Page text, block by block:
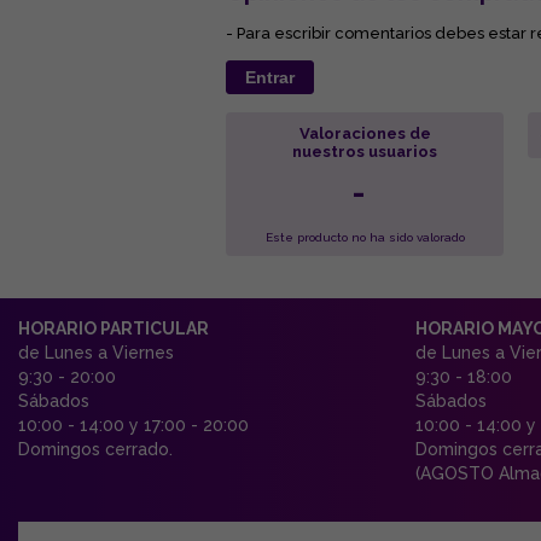
- Para escribir comentarios debes estar
Entrar
Valoraciones de
nuestros usuarios
-
Este producto no ha sido valorado
HORARIO PARTICULAR
de Lunes a Viernes
9:30 - 20:00
Sábados
10:00 - 14:00 y 17:00 - 20:00
Domingos cerrado.
HORARIO
de Lunes a
9:30 - 18:00
Sábados
10:00 - 14:00 y
Domingos
(AGOSTO